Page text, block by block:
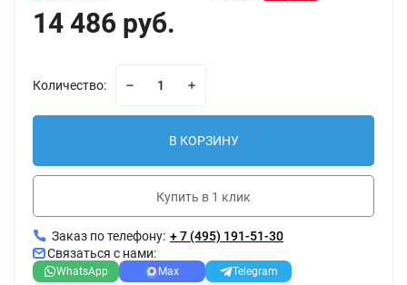
14 486 руб.
Количество:
В КОРЗИНУ
Купить в 1 клик
Заказ по телефону: + 7 (495) 191-51-30
Связаться с нами:
WhatsApp Max Telegram